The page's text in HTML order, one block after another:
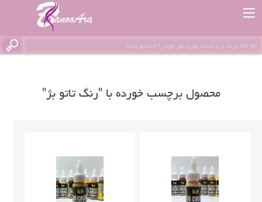
محصول برچسب خورده با "رنگ تاتو بژ"